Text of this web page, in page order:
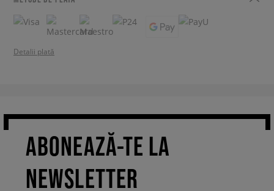
Detalii plată
ABONEAZĂ-TE LA
NEWSLETTER